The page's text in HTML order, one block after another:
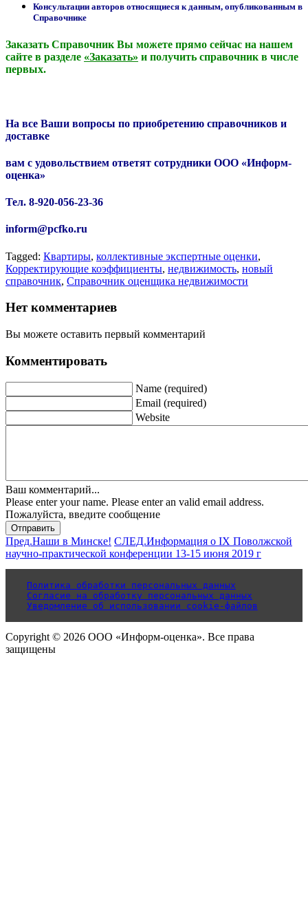
Консультации авторов относящиеся к данным, опубликованным в
Справочнике
Заказать Справочник Вы можете прямо сейчас на нашем
сайте в разделе «Заказать» и получить справочник в числе
первых.
На все Ваши вопросы по приобретению справочников и
доставке
вам с удовольствием ответят сотрудники ООО «Информ-
оценка»
Тел. 8-920-056-23-36
inform@pcfko.ru
Tagged: Квартиры, коллективные экспертные оценки,
Корректирующие коэффициенты, недвижимость, новый
справочник, Справочник оценщика недвижимости
Нет комментариев
Вы можете оставить первый комментарий
Комментировать
Name (required)
Email (required)
Website
Ваш комментарий...
Please enter your name. Please enter an valid email address.
Пожалуйста, введите сообщение
Отправить
Пред.Наши в Минске! СЛЕД.Информация о IX Поволжской
научно-практической конференции 13-15 июня 2019 г
Политика обработки персональных данных
Согласие на обработку персональных данных
Уведомление об использовании cookie-файлов
Copyright © 2026 ООО «Информ-оценка». Все права
защищены